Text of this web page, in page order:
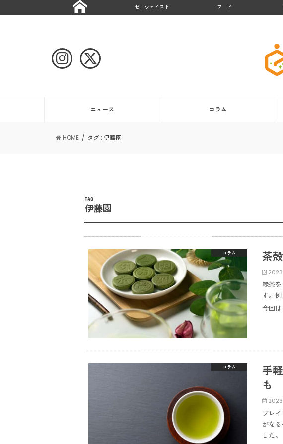
ゼロウェイスト フード
ニュース コラム
HOME タグ : 伊藤園
TAG
伊藤園
コラム 茶
緑茶
す。
今回
コラム
手
も
ブレ
がな
した。